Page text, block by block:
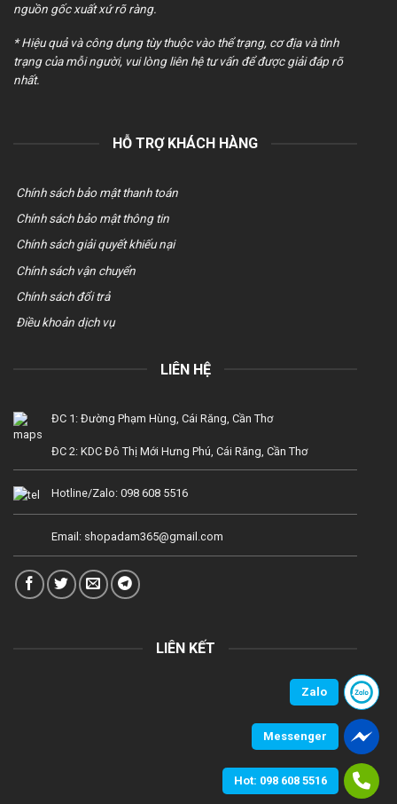
nguồn gốc xuất xứ rõ ràng.
* Hiệu quả và công dụng tùy thuộc vào thể trạng, cơ địa và tình
trạng của mỗi người, vui lòng liên hệ tư vấn để được giải đáp rõ
nhất.
HỖ TRỢ KHÁCH HÀNG
Chính sách bảo mật thanh toán
Chính sách bảo mật thông tin
Chính sách giải quyết khiếu nại
Chính sách vận chuyển
Chính sách đổi trả
Điều khoản dịch vụ
LIÊN HỆ
ĐC 1: Đường Phạm Hùng, Cái Răng, Cần Thơ
ĐC 2: KDC Đô Thị Mới Hưng Phú, Cái Răng, Cần Thơ
Hotline/Zalo: 098 608 5516
Email: shopadam365@gmail.com
LIÊN KẾT
Zalo
Messenger
Hot: 098 608 5516